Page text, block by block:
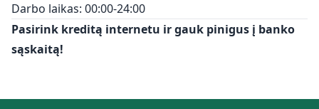
Darbo laikas: 00:00-24:00
Pasirink kreditą internetu ir gauk pinigus į banko
sąskaitą!